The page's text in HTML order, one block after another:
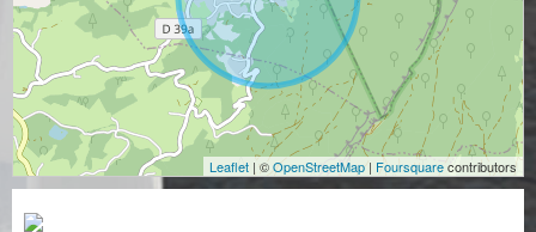
Leaflet | ©OpenStreetMap | Foursquarecontributors